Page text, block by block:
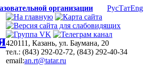
организации РусТатEng
420111, Казань, ул. Баумана, 20
тел.: (843) 292-02-72, (843) 292-40-34
email:an.rt@tatar.ru